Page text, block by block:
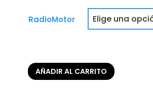
RadioMotor
AÑADIR AL CARRITO